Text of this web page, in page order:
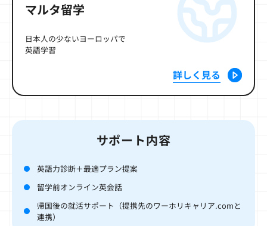
マルタ留学
日本人の少ないヨーロッパで
英語学習
詳しく見る
サポート内容
英語力診断＋最適プラン提案
留学前オンライン英会話
帰国後の就活サポート（提携先のワーホリキャリア.comと
連携）